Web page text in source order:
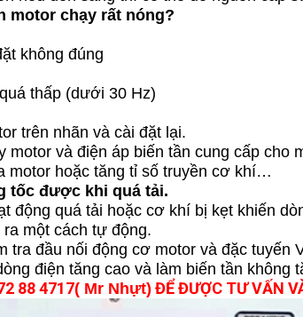
motor chạy rất nóng?
không đúng
thấp (dưới 30 Hz)
trên nhãn và cài đặt lại.
motor và điện áp biến tần cung cấp cho
motor hoặc tăng tỉ số truyền cơ khí…
tốc được khi quá tải.
động quá tải hoặc cơ khí bị kẹt khiến
một cách tự động.
tra đầu nối động cơ motor và đặc tuyến
điện tăng cao và làm biến tần không
88 4717( Mr Nhựt) ĐỂ ĐƯỢC TƯ VẤN